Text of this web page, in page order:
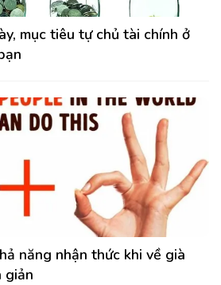
mục tiêu tự chủ tài chính ở
năng nhận thức khi về già
giản